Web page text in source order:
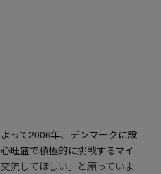
って2006年、デンマークに設
旺盛で積極的に挑戦するマイ
流してほしい」と願っていま